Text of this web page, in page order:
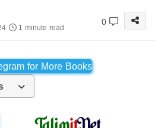
1 minute read 0
for More Books